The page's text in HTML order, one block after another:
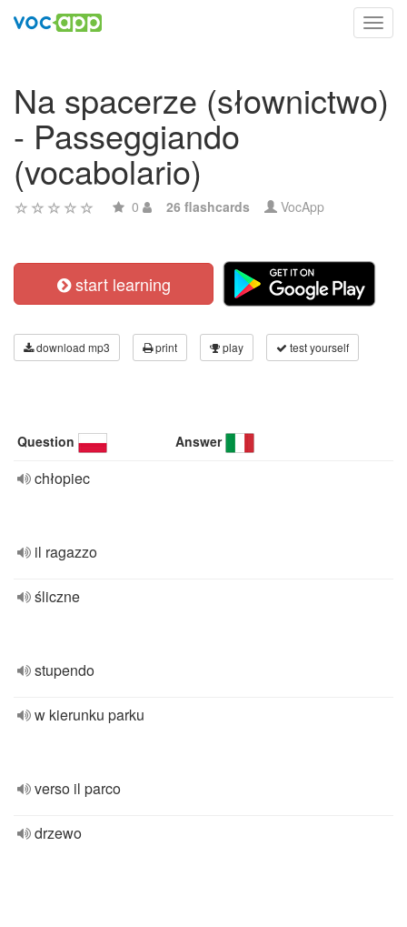
Na spacerze (słownictwo)
- Passeggiando
(vocabolario)
0 26 flashcards VocApp
start learning
download mp3 print play test yourself
Question Answer
chłopiec
il ragazzo
śliczne
stupendo
w kierunku parku
verso il parco
drzewo